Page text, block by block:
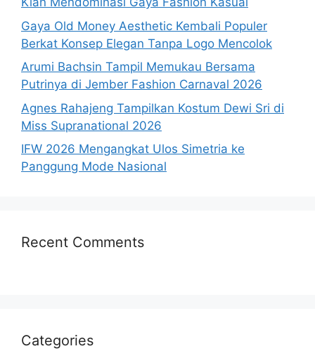
Gaya Old Money Aesthetic Kembali Populer
Berkat Konsep Elegan Tanpa Logo Mencolok
Arumi Bachsin Tampil Memukau Bersama
Putrinya di Jember Fashion Carnaval 2026
Agnes Rahajeng Tampilkan Kostum Dewi Sri di
Miss Supranational 2026
IFW 2026 Mengangkat Ulos Simetria ke
Panggung Mode Nasional
Recent Comments
Categories